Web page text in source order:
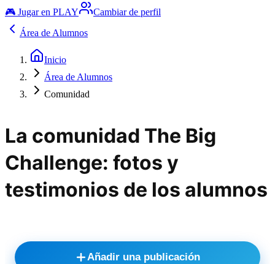
🎮 Jugar en PLAY
Cambiar de perfil
Área de Alumnos
Inicio
Área de Alumnos
Comunidad
La comunidad The Big
Challenge: fotos y
testimonios de los alumnos
Añadir una publicación